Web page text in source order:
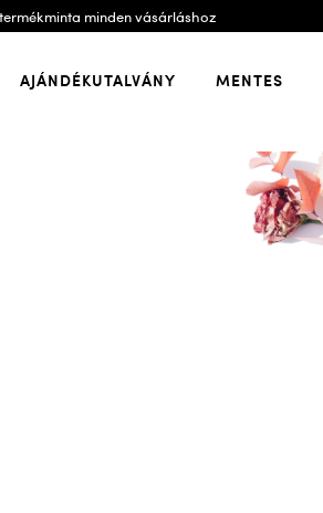
minden vásárláshoz
AJÁNDÉKUTALVÁNY MENTES